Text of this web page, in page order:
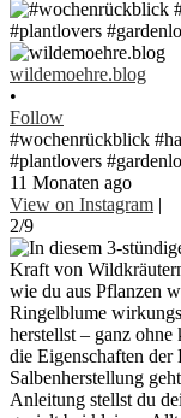
wildemoehre.blog
•
Follow
#wochenrückblick
#plantlovers
11 Monaten ago
View on Instagram |
2/9